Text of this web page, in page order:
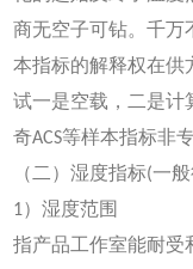
商无空子可钻。千万
本指标的解释权在供
试一是空载，二是计
奇ACS等样本指标非
（二）湿度指标(一
1）湿度范围
指产品工作室能耐受